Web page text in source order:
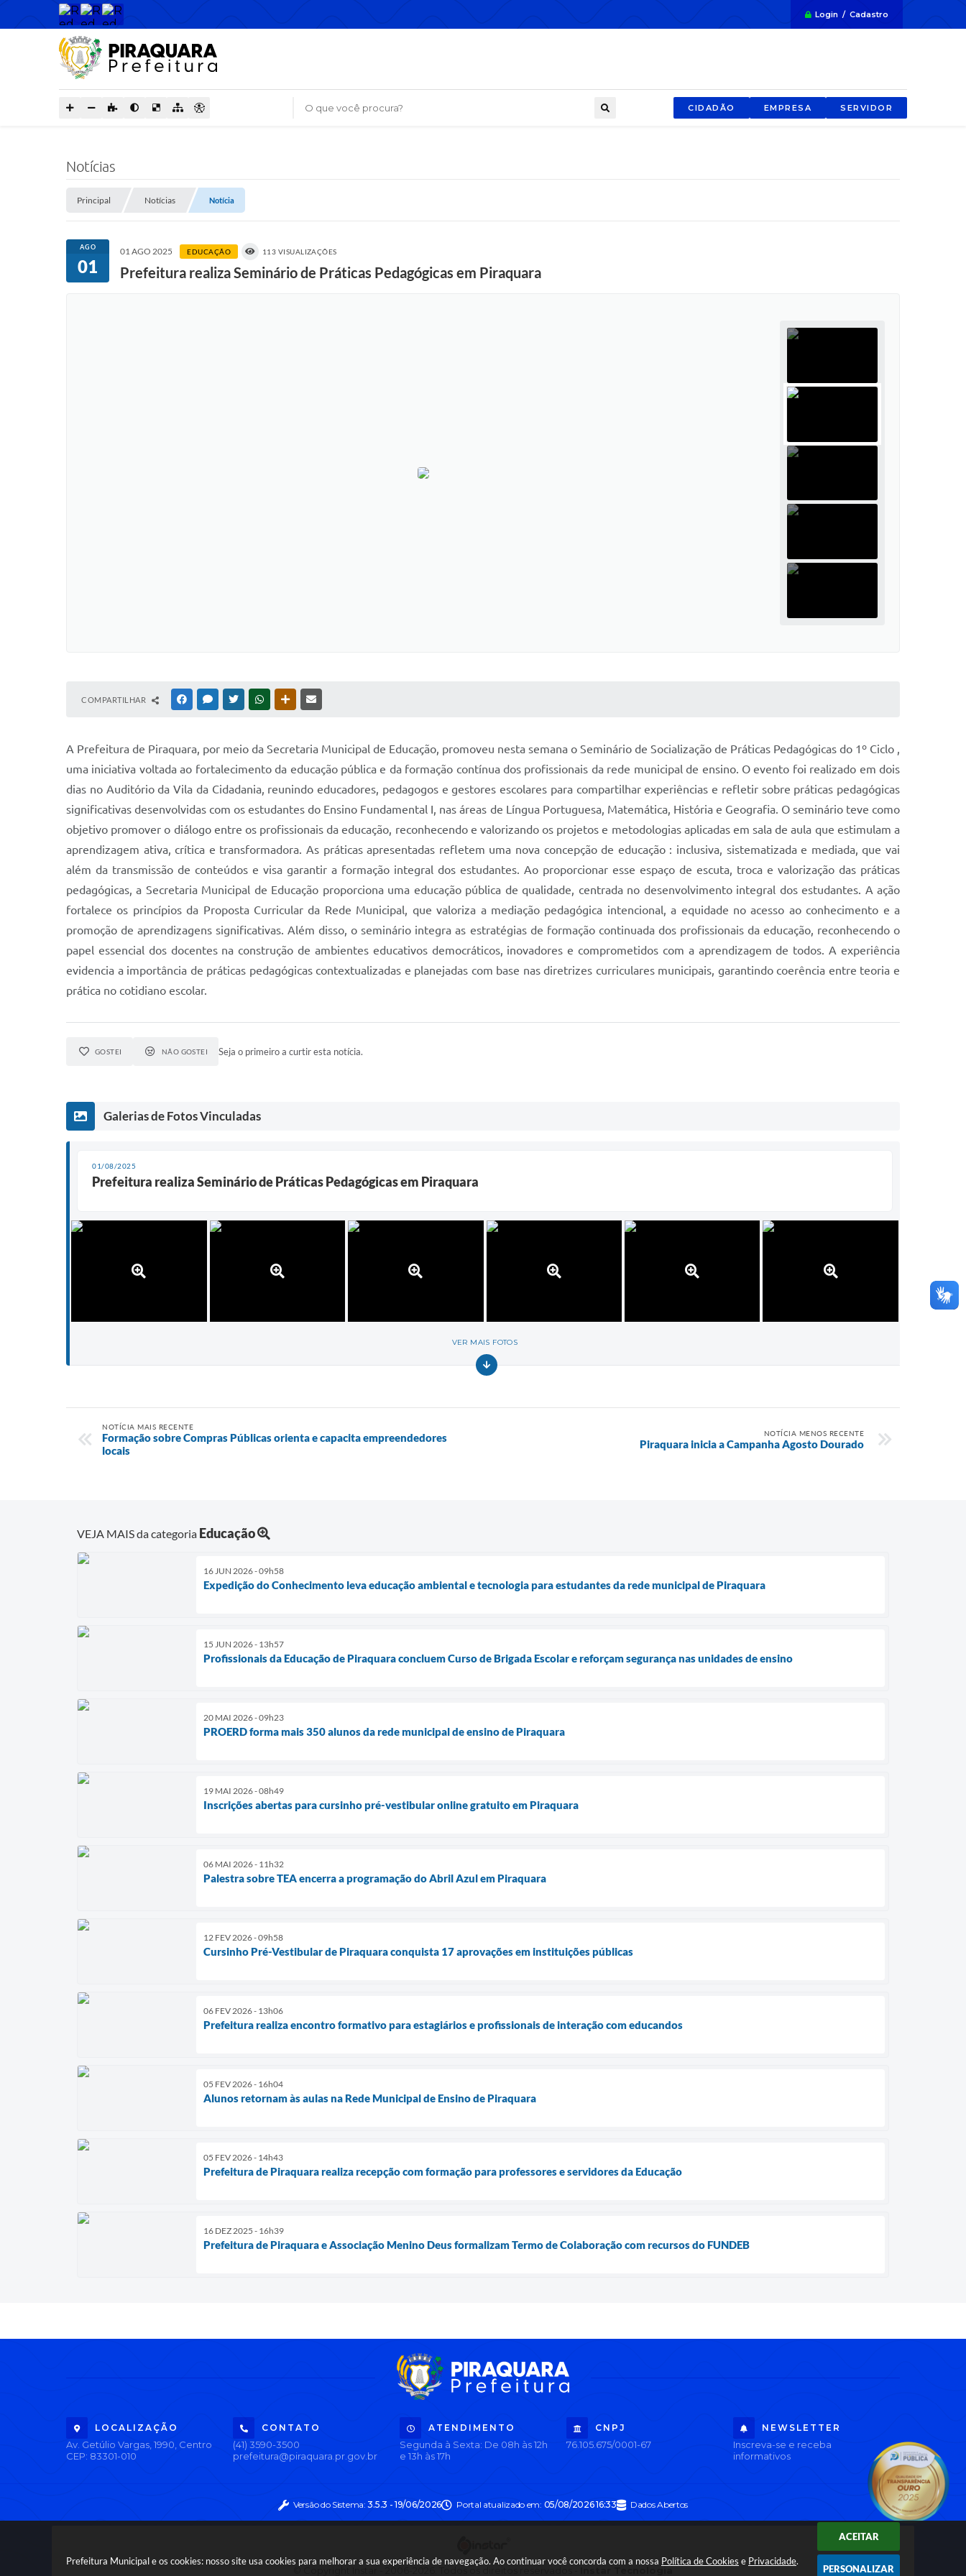
Prefeitura Municipal e os cookies: nosso site usa cookies para melhorar a sua experiência de navegação. Ao continuar você concorda com a nossa Política de Cookies e Privacidade.
ACEITAR
PERSONALIZAR
Login / Cadastro
O que você procura? CIDADÃO EMPRESA SERVIDOR
Notícias
Principal Notícias Notícia
AGO
01
01 AGO 2025 EDUCAÇÃO 113 VISUALIZAÇÕES
Prefeitura realiza Seminário de Práticas Pedagógicas em Piraquara
COMPARTILHAR FACEBOOKMESSENGER
TWITTERWHATSAPPOUTRAS MÍDIAS
A Prefeitura de Piraquara, por meio da Secretaria Municipal de Educação, promoveu nesta semana o Seminário de Socialização de Práticas Pedagógicas do 1º Ciclo ,
uma iniciativa voltada ao fortalecimento da educação pública e da formação contínua dos profissionais da rede municipal de ensino. O evento foi realizado em dois
dias no Auditório da Vila da Cidadania, reunindo educadores, pedagogos e gestores escolares para compartilhar experiências e refletir sobre práticas pedagógicas
significativas desenvolvidas com os estudantes do Ensino Fundamental I, nas áreas de Língua Portuguesa, Matemática, História e Geografia. O seminário teve como
objetivo promover o diálogo entre os profissionais da educação, reconhecendo e valorizando os projetos e metodologias aplicadas em sala de aula que estimulam a
aprendizagem ativa, crítica e transformadora. As práticas apresentadas refletem uma nova concepção de educação : inclusiva, sistematizada e mediada, que vai
além da transmissão de conteúdos e visa garantir a formação integral dos estudantes. Ao proporcionar esse espaço de escuta, troca e valorização das práticas
pedagógicas, a Secretaria Municipal de Educação proporciona uma educação pública de qualidade, centrada no desenvolvimento integral dos estudantes. A ação
fortalece os princípios da Proposta Curricular da Rede Municipal, que valoriza a mediação pedagógica intencional, a equidade no acesso ao conhecimento e a
promoção de aprendizagens significativas. Além disso, o seminário integra as estratégias de formação continuada dos profissionais da educação, reconhecendo o
papel essencial dos docentes na construção de ambientes educativos democráticos, inovadores e comprometidos com a aprendizagem de todos. A experiência
evidencia a importância de práticas pedagógicas contextualizadas e planejadas com base nas diretrizes curriculares municipais, garantindo coerência entre teoria e
prática no cotidiano escolar.
GOSTEI NÃO GOSTEI Seja o primeiro a curtir esta notícia.
Galerias de Fotos Vinculadas
01/08/2025
Prefeitura realiza Seminário de Práticas Pedagógicas em Piraquara
VER MAIS FOTOS
NOTÍCIA MAIS RECENTE
Formação sobre Compras Públicas orienta e capacita empreendedores
locais
NOTÍCIA MENOS RECENTE
Piraquara inicia a Campanha Agosto Dourado
VEJA MAIS da categoria Educação
16 JUN 2026 - 09h58
Expedição do Conhecimento leva educação ambiental e tecnologia para estudantes da rede municipal de Piraquara
15 JUN 2026 - 13h57
Profissionais da Educação de Piraquara concluem Curso de Brigada Escolar e reforçam segurança nas unidades de ensino
20 MAI 2026 - 09h23
PROERD forma mais 350 alunos da rede municipal de ensino de Piraquara
19 MAI 2026 - 08h49
Inscrições abertas para cursinho pré-vestibular online gratuito em Piraquara
06 MAI 2026 - 11h32
Palestra sobre TEA encerra a programação do Abril Azul em Piraquara
12 FEV 2026 - 09h58
Cursinho Pré-Vestibular de Piraquara conquista 17 aprovações em instituições públicas
06 FEV 2026 - 13h06
Prefeitura realiza encontro formativo para estagiários e profissionais de interação com educandos
05 FEV 2026 - 16h04
Alunos retornam às aulas na Rede Municipal de Ensino de Piraquara
05 FEV 2026 - 14h43
Prefeitura de Piraquara realiza recepção com formação para professores e servidores da Educação
16 DEZ 2025 - 16h39
Prefeitura de Piraquara e Associação Menino Deus formalizam Termo de Colaboração com recursos do FUNDEB
LOCALIZAÇÃO
Av. Getúlio Vargas, 1990, Centro
CEP: 83301-010
CONTATO
(41) 3590-3500
prefeitura@piraquara.pr.gov.br
ATENDIMENTO
Segunda à Sexta: De 08h às 12h
e 13h às 17h
CNPJ
76.105.675/0001-67
NEWSLETTER
Inscreva-se e receba
informativos
Versão do Sistema:3.5.3 - 19/06/2026 Portal atualizado em: 05/08/2026 16:33 Dados Abertos